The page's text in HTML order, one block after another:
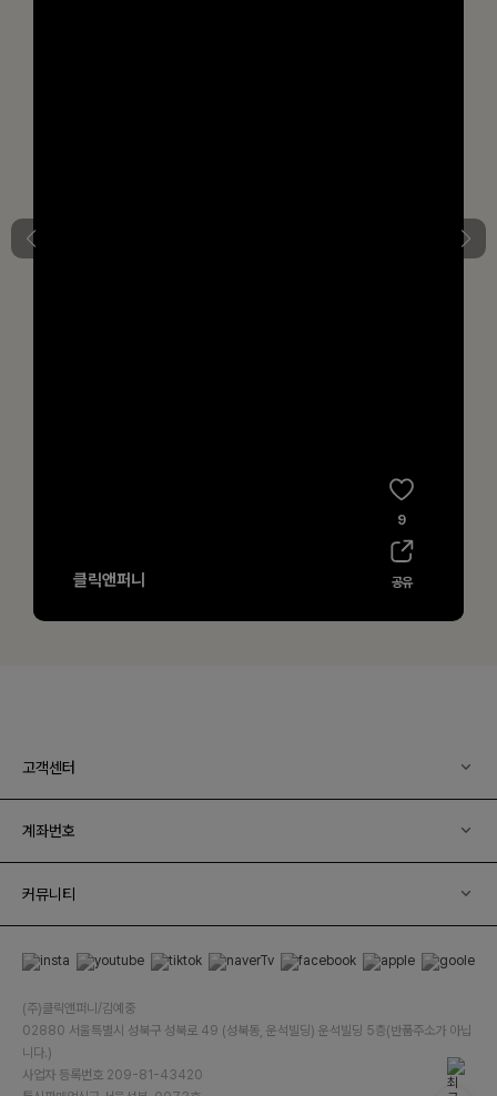
고객센터
계좌번호
커뮤니티
(주)클릭앤퍼니/김예중
02880 서울특별시 성북구 성북로 49 (성북동, 운석빌딩) 운석빌딩 5층(반품주소가 아닙
니다.)
사업자 등록번호 209-81-43420